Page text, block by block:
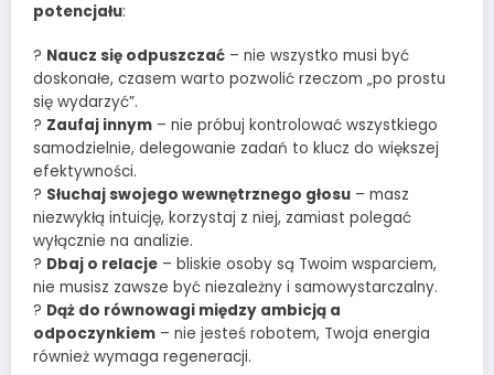
potencjału:
? Naucz się odpuszczać – nie wszystko musi być
doskonałe, czasem warto pozwolić rzeczom „po prostu
się wydarzyć”.
? Zaufaj innym – nie próbuj kontrolować wszystkiego
samodzielnie, delegowanie zadań to klucz do większej
efektywności.
? Słuchaj swojego wewnętrznego głosu – masz
niezwykłą intuicję, korzystaj z niej, zamiast polegać
wyłącznie na analizie.
? Dbaj o relacje – bliskie osoby są Twoim wsparciem,
nie musisz zawsze być niezależny i samowystarczalny.
? Dąż do równowagi między ambicją a
odpoczynkiem – nie jesteś robotem, Twoja energia
również wymaga regeneracji.